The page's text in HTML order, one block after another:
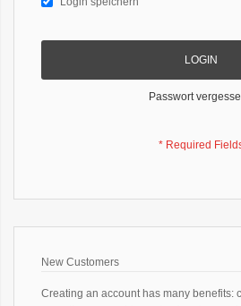
LOGIN
Passwort
New Customers
Creating an account has many benefits: